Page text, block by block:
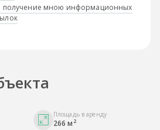
получение мною информационных
Площадь в аренду
266 м 2